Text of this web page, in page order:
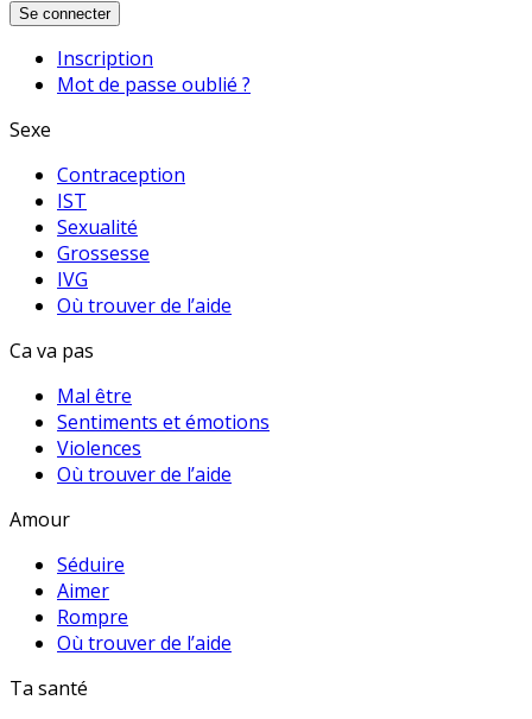
Se connecter
Inscription
Mot de passe oublié ?
Sexe
Contraception
IST
Sexualité
Grossesse
IVG
Où trouver de l’aide
Ca va pas
Mal être
Sentiments et émotions
Violences
Où trouver de l’aide
Amour
Séduire
Aimer
Rompre
Où trouver de l’aide
Ta santé